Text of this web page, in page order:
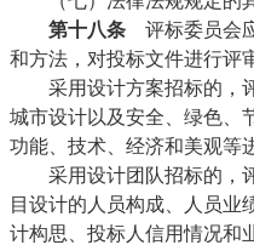
第十八条 评标委员会
和方法，对投标文件进行评
采用设计方案招标的，
城市设计以及安全、绿色、
功能、技术、经济和美观等
采用设计团队招标的，
目设计的人员构成、人员业
计构思、投标人信用情况和